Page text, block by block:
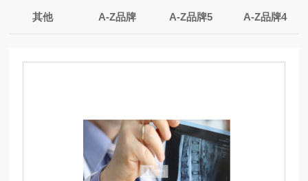
其他 A-Z品牌 A-Z品牌5 A-Z品牌4